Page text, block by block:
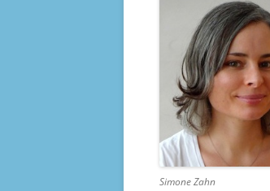
Simone Zahn